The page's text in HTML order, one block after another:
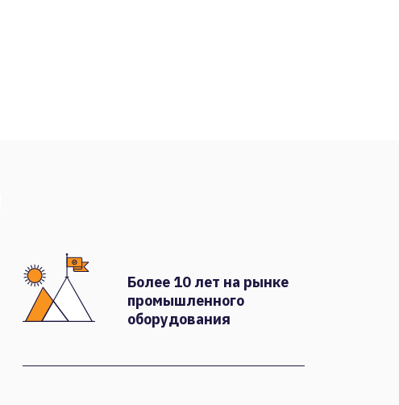
Более 10 лет на рынке
промышленного
оборудования